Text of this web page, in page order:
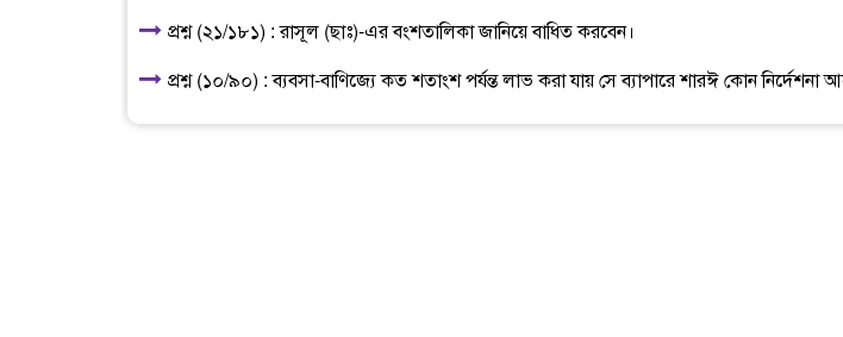
প্রশ্ন (২১/১৮১) : রাসূল (ছাঃ)-এর বংশতালিকা জানিয়ে বাধিত করবেন।
প্রশ্ন (১০/৯০) : ব্যবসা-বাণিজ্যে কত শতাংশ পর্যন্ত লাভ করা যায় সে ব্যাপারে শারঈ কোন নির্দেশনা